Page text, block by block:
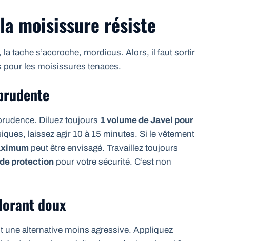
moisissure résiste
tache s’accroche, mordicus. Alors, il faut sortir
pour les moisissures tenaces.
Diluez toujours 1 volume de Javel pour
laissez agir 10 à 15 minutes. Si le vêtement
peut être envisagé. Travaillez toujours
protection pour votre sécurité. C’est non
doux
une alternative moins agressive. Appliquez